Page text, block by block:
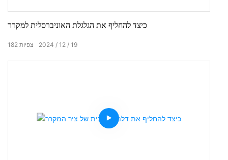
כיצד להחליף את הגלגלת האוניברסלית למקרר
2024 12 19
182 צפיות